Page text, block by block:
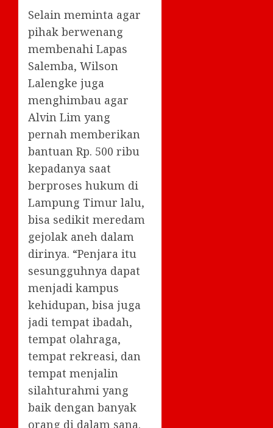
Selain meminta agar
pihak berwenang
membenahi Lapas
Salemba, Wilson
Lalengke juga
menghimbau agar
Alvin Lim yang
pernah memberikan
bantuan Rp. 500 ribu
kepadanya saat
berproses hukum di
Lampung Timur lalu,
bisa sedikit meredam
gejolak aneh dalam
dirinya. “Penjara itu
sesungguhnya dapat
menjadi kampus
kehidupan, bisa juga
jadi tempat ibadah,
tempat olahraga,
tempat rekreasi, dan
tempat menjalin
silahturahmi yang
baik dengan banyak
orang di dalam sana.